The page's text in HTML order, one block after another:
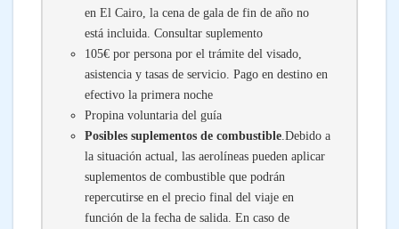
en El Cairo, la cena de gala de fin de año no
está incluida. Consultar suplemento
105€ por persona por el trámite del visado,
asistencia y tasas de servicio. Pago en destino en
efectivo la primera noche
Propina voluntaria del guía
Posibles suplementos de combustible.Debido a
la situación actual, las aerolíneas pueden aplicar
suplementos de combustible que podrán
repercutirse en el precio final del viaje en
función de la fecha de salida. En caso de